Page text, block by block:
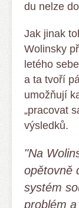
du ne­lze
Jak jinak
Wolinsky
le­té­ho
a ta tvoří
umož­­­ňují
„pracovat
výsledků.
"Na
opětovně
sys­tém
problém